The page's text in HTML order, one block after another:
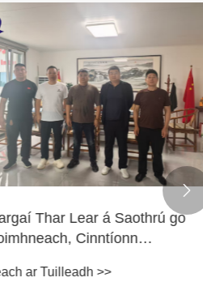
Thar Lear á Saothrú go
Cinntíonn
Trealamh Níochán
ar Tuilleadh >>
